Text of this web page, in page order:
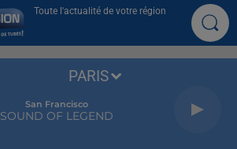
Toute l'actualité de votre région
San Francisco
SOUND OF LEGEND
PARIS